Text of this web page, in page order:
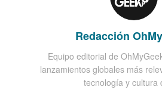
Redacción
Equipo editorial de
lanzamientos globales más
tecnología y cultura